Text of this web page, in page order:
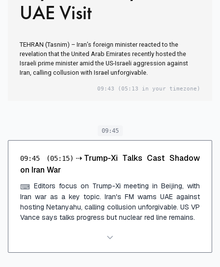
UAE Visit
TEHRAN (Tasnim) – Iran’s foreign minister reacted to the
revelation that the United Arab Emirates recently hosted the
Israeli prime minister amid the US-Israeli aggression against
Iran, calling collusion with Israel unforgivable.
09:43 (05:13 in your timezone)
09:45
09:45 (05:15) ⇢ Trump-Xi Talks Cast Shadow
on Iran War
⌨ Editors focus on Trump-Xi meeting in Beijing, with
Iran war as a key topic. Iran's FM warns UAE against
hosting Netanyahu, calling collusion unforgivable. US VP
Vance says talks progress but nuclear red line remains.